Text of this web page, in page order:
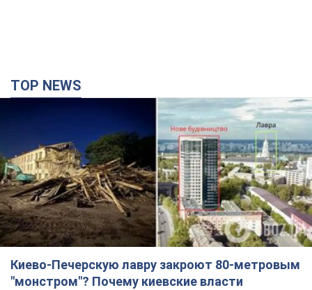
TOP NEWS
Киево-Печерскую лавру закроют 80-метровым
"монстром"? Почему киевские власти